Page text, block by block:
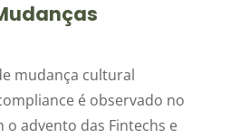
mudança cultural
é observado no
o advento das Fintechs e